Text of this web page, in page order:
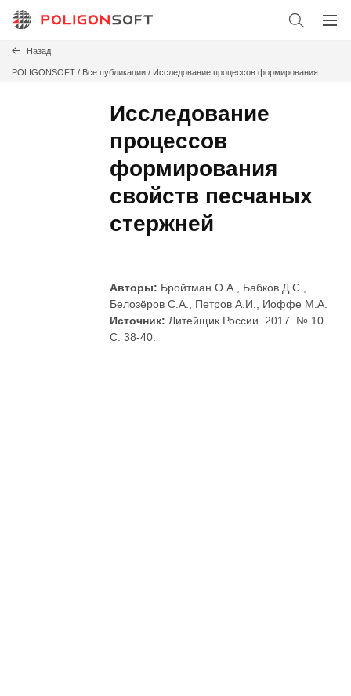
Назад
POLIGONSOFT / Все публикации / Исследование процессов формирования
Исследование
процессов
формирования
свойств песчаных
стержней
Авторы: Бройтман О.А., Бабков Д.С.,
Белозёров С.А., Петров А.И., Иоффе М.А.
Источник: Литейщик России. 2017. № 10.
С. 38-40.